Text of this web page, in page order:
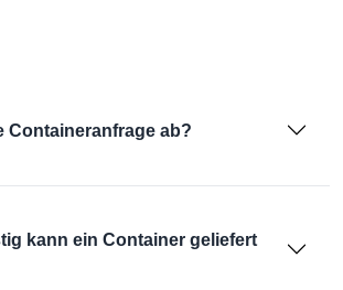
Containeranfrage ab?
kann ein Container geliefert